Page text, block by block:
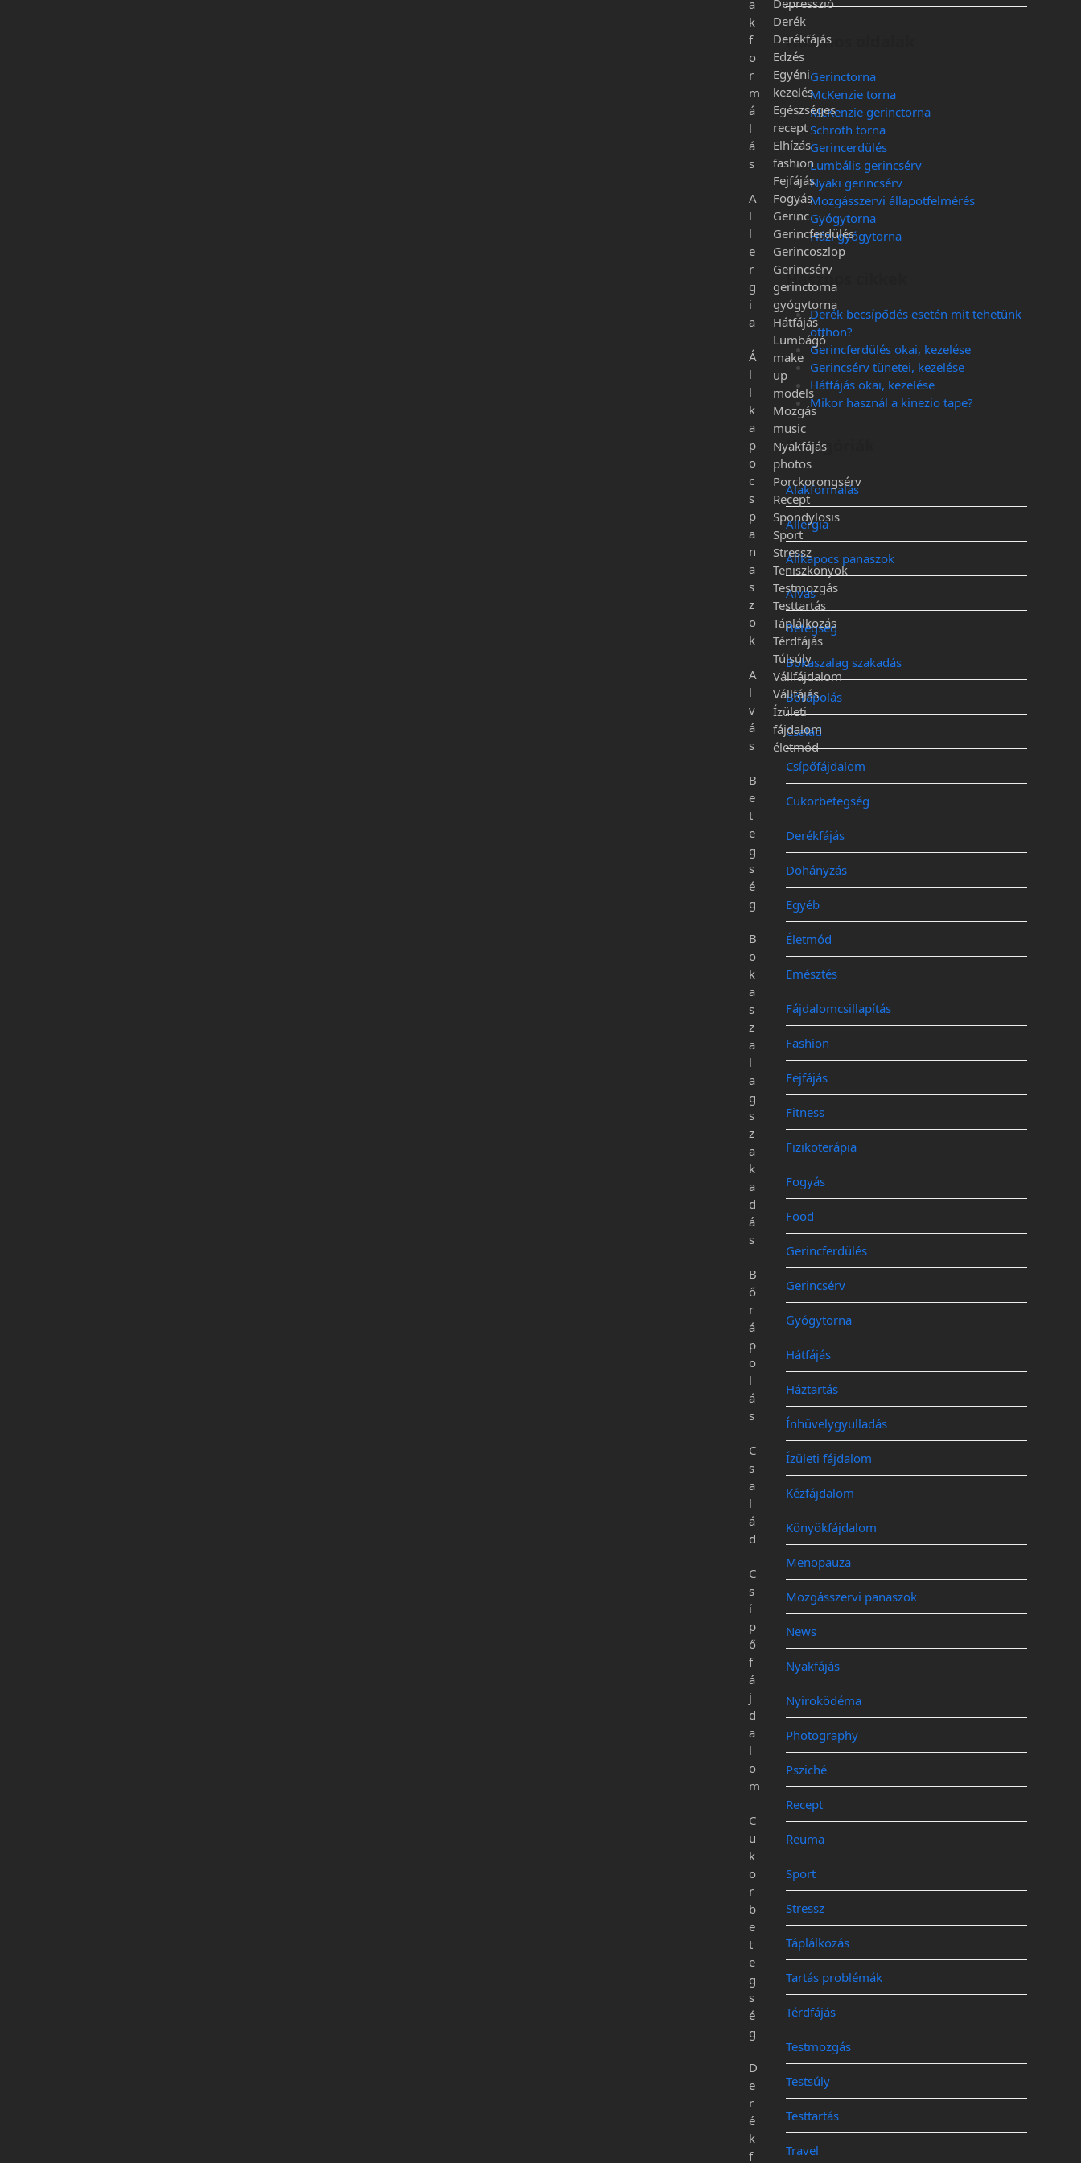
Hasznos oldalak
Gerinctorna
McKenzie torna
McKenzie gerinctorna
Schroth torna
Gerincerdülés
Lumbális gerincsérv
Nyaki gerincsérv
Mozgásszervi állapotfelmérés
Gyógytorna
Házi gyógytorna
Hasznos cikkek
Derék becsípődés esetén mit tehetünk
otthon?
Gerincferdülés okai, kezelése
Gerincsérv tünetei, kezelése
Hátfájás okai, kezelése
Mikor használ a kinezio tape?
Kategóriák
Alakformálás
Allergia
Állkapocs panaszok
Alvás
Betegség
Bokaszalag szakadás
Bőrápolás
Család
Csípőfájdalom
Cukorbetegség
Derékfájás
Dohányzás
Egyéb
Életmód
Emésztés
Fájdalomcsillapítás
Fashion
Fejfájás
Fitness
Fizikoterápia
Fogyás
Food
Gerincferdülés
Gerincsérv
Gyógytorna
Hátfájás
Háztartás
Ínhüvelygyulladás
Ízületi fájdalom
Kézfájdalom
Könyökfájdalom
Menopauza
Mozgásszervi panaszok
News
Nyakfájás
Nyiroködéma
Photography
Psziché
Recept
Reuma
Sport
Stressz
Táplálkozás
Tartás problémák
Térdfájás
Testmozgás
Testsúly
Testtartás
Travel
a
k
f
o
r
m
á
l
á
s
A
l
l
e
r
g
i
a
Á
l
l
k
a
p
o
c
s
p
a
n
a
s
z
o
k
A
l
v
á
s
B
e
t
e
g
s
é
g
B
o
k
a
s
z
a
l
a
g
s
z
a
k
a
d
á
s
B
ő
r
á
p
o
l
á
s
C
s
a
l
á
d
C
s
í
p
ő
f
á
j
d
a
l
o
m
C
u
k
o
r
b
e
t
e
g
s
é
g
D
e
r
é
k
f
Depresszió
Derék
Derékfájás
Edzés
Egyéni
kezelés
Egészséges
recept
Elhízás
fashion
Fejfájás
Fogyás
Gerinc
Gerincferdülés
Gerincoszlop
Gerincsérv
gerinctorna
gyógytorna
Hátfájás
Lumbágó
make
up
models
Mozgás
music
Nyakfájás
photos
Porckorongsérv
Recept
Spondylosis
Sport
Stressz
Teniszkönyök
Testmozgás
Testtartás
Táplálkozás
Térdfájás
Túlsúly
Vállfájdalom
Vállfájás
Ízületi
fájdalom
életmód